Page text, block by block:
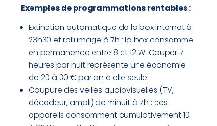
Exemples de programmations rentables :
Extinction automatique de la box internet à
23h30 et rallumage à 7h : la box consomme
en permanence entre 8 et 12 W. Couper 7
heures par nuit représente une économie
de 20 à 30 € par an à elle seule.
Coupure des veilles audiovisuelles (TV,
décodeur, ampli) de minuit à 7h : ces
appareils consomment cumulativement 10